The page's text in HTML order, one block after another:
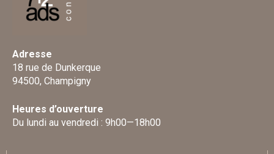
Adresse
18 rue de Dunkerque
94500, Champigny
Heures d’ouverture
Du lundi au vendredi : 9h00—18h00